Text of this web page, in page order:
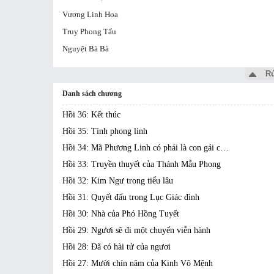
Vương Linh Hoa
Truy Phong Tẩu
Nguyệt Bà Bà
Danh sách chương
Hồi 36: Kết thúc
Hồi 35: Tình phong linh
Hồi 34: Mã Phương Linh có phải là con gái của ngươi?
Hồi 33: Truyền thuyết của Thánh Mẫu Phong
Hồi 32: Kim Ngư trong tiểu lâu
Hồi 31: Quyết đấu trong Lục Giác đình
Hồi 30: Nhà của Phó Hồng Tuyết
Hồi 29: Ngươi sẽ đi một chuyến viễn hành
Hồi 28: Đã có hài tử của ngươi
Hồi 27: Mười chín năm của Kinh Vô Mệnh